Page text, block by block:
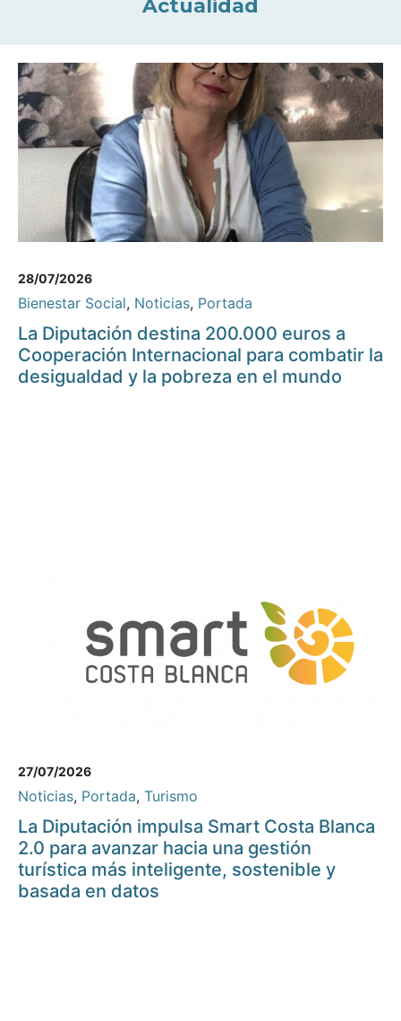
Actualidad
28/07/2026
Bienestar Social, Noticias, Portada
La Diputación destina 200.000 euros a
Cooperación Internacional para combatir la
desigualdad y la pobreza en el mundo
27/07/2026
Noticias, Portada, Turismo
La Diputación impulsa Smart Costa Blanca
2.0 para avanzar hacia una gestión
turística más inteligente, sostenible y
basada en datos